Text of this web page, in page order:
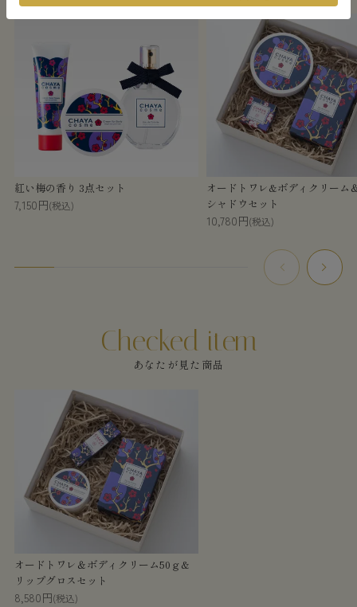
紅い梅の香り 3点セット
7,150円(税込)
オードトワレ&ボディクリーム
シャドウセット
10,780円(税込)
あなたが見た商品
オードトワレ＆ボディクリーム50ｇ&
リップグロスセット
8,580円(税込)